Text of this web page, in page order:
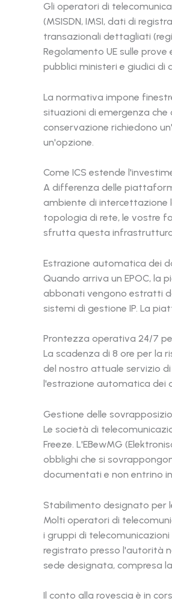
Gli operatori di
(MSISDN, IMSI, dati di
transazionali dettagliati
Regolamento UE sulle
pubblici ministeri e giudici di
La normativa impone
situazioni di emergenza
conservazione richiedono
un'opzione.
Come ICS estende
A differenza delle
ambiente di intercettazione
topologia di rete, le vostre
sfrutta questa
Estrazione automatica dei
Quando arriva un EPOC, la
abbonati vengono estratti
sistemi di gestione IP. La
Prontezza operativa 24/7
La scadenza di 8 ore per la
del nostro attuale servizio
l'estrazione automatica dei
Gestione delle
Le società di
Freeze. L'EBewMG
obblighi che si
documentati e non entrino
Stabilimento designato per
Molti operatori di
i gruppi di
registrato presso l'autorità
sede designata, compresa
Il conto alla rovescia è in